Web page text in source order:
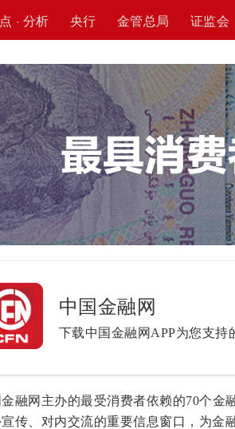
· 分析 央行 金管总局 证监会
中国金融网
下载中国金融网APP为您支持
融网主办的最受消费者依赖的70个
传、对内交流的重要信息窗口，为金